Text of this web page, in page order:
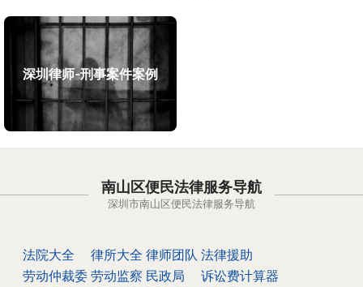
深圳律师-刑事案件案例
南山区便民法律服务导航
深圳市南山区便民法律服务导航
法院大全 律所大全 律师团队 法律援助
劳动仲裁委 劳动监察 民政局
诉讼费计算器